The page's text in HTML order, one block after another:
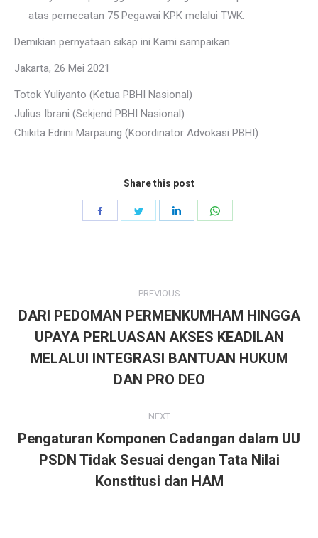
atas pemecatan 75 Pegawai KPK melalui TWK.
Demikian pernyataan sikap ini Kami sampaikan.
Jakarta, 26 Mei 2021
Totok Yuliyanto (Ketua PBHI Nasional)
Julius Ibrani (Sekjend PBHI Nasional)
Chikita Edrini Marpaung (Koordinator Advokasi PBHI)
Share this post
navigation
PREVIOUS
Previous
post:
DARI PEDOMAN PERMENKUMHAM HINGGA
UPAYA PERLUASAN AKSES KEADILAN
MELALUI INTEGRASI BANTUAN HUKUM
DAN PRO DEO
NEXT
Next
post:
Pengaturan Komponen Cadangan dalam UU
PSDN Tidak Sesuai dengan Tata Nilai
Konstitusi dan HAM